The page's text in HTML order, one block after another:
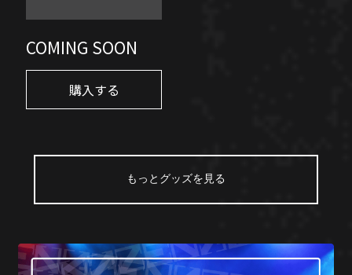
COMING SOON
購入する
もっとグッズを見る